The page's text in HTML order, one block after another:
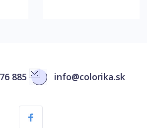
885 info@colorika.sk